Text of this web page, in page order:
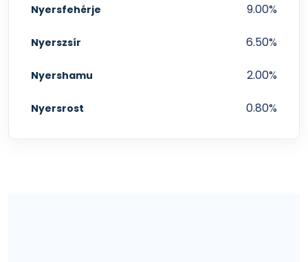
Nyersfehérje 9.00%
Nyerszsír 6.50%
Nyershamu 2.00%
Nyersrost 0.80%